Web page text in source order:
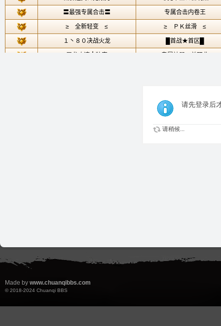
请先登录后
请稍候...
Made by www.chuanqibbs.com
© 2018-2024 Chuanqi BBS